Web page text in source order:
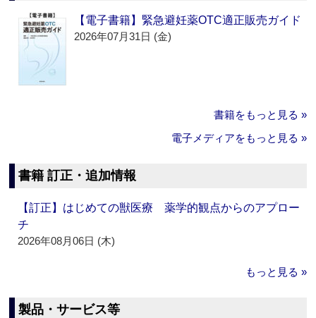
【電子書籍】緊急避妊薬OTC適正販売ガイド
2026年07月31日 (金)
書籍をもっと見る »
電子メディアをもっと見る »
書籍 訂正・追加情報
【訂正】はじめての獣医療 薬学的観点からのアプロー
チ
2026年08月06日 (木)
もっと見る »
製品・サービス等